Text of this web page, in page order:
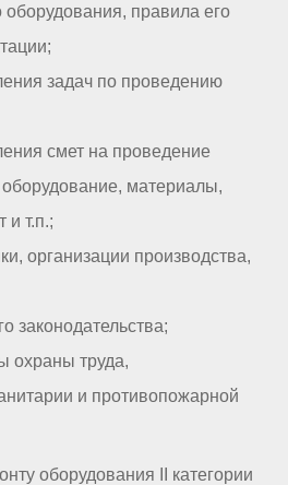
правила его
задач по проведению
смет на проведение
материалы,
и т.п.;
организации производства,
законодательства;
труда,
и противопожарной
оборудования II категории